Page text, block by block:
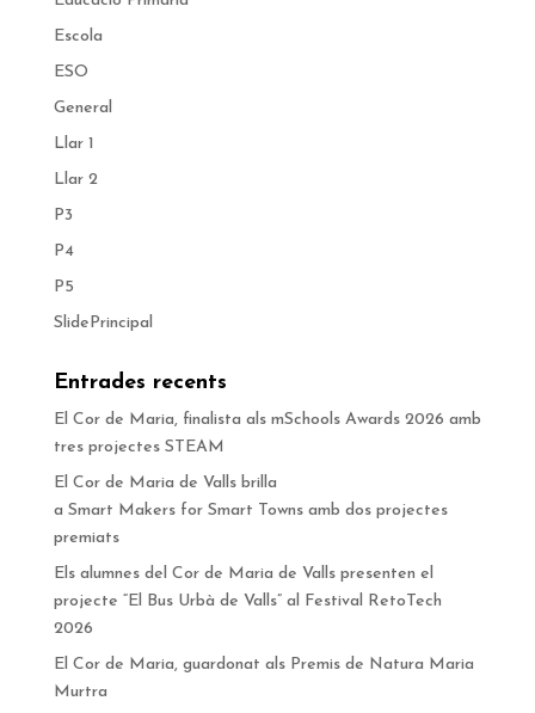
Escola
ESO
General
Llar 1
Llar 2
P3
P4
P5
SlidePrincipal
Entrades recents
El Cor de Maria, finalista als mSchools Awards 2026 amb
tres projectes STEAM
El Cor de Maria de Valls brilla
a Smart Makers for Smart Towns amb dos projectes
premiats
Els alumnes del Cor de Maria de Valls presenten el
projecte “El Bus Urbà de Valls” al Festival RetoTech
2026
El Cor de Maria, guardonat als Premis de Natura Maria
Murtra